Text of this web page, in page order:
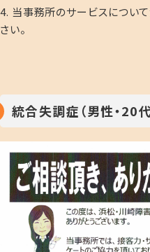
4. 当事務所のサービスについ
さい。
統合失調症（男性・20代